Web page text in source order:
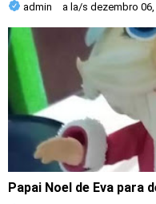
admin a la/s dezembro 06,
Papai Noel de Eva para